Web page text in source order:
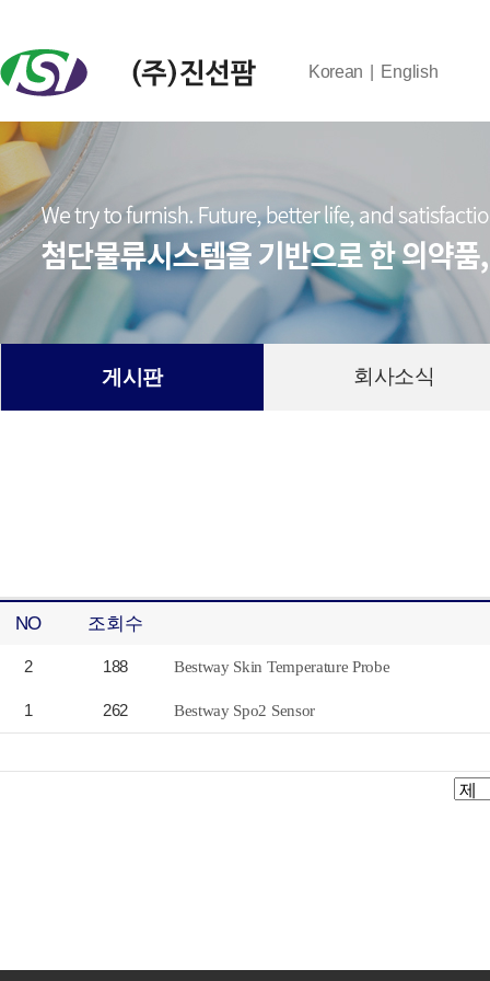
Korean English
게시판 회사소식
NO 조회수
2 188 Bestway Skin Temperature Probe
1 262 Bestway Spo2 Sensor